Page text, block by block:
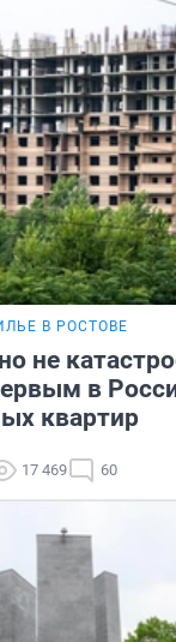
В РОСТОВЕ
не
в
квартир
17 469 60